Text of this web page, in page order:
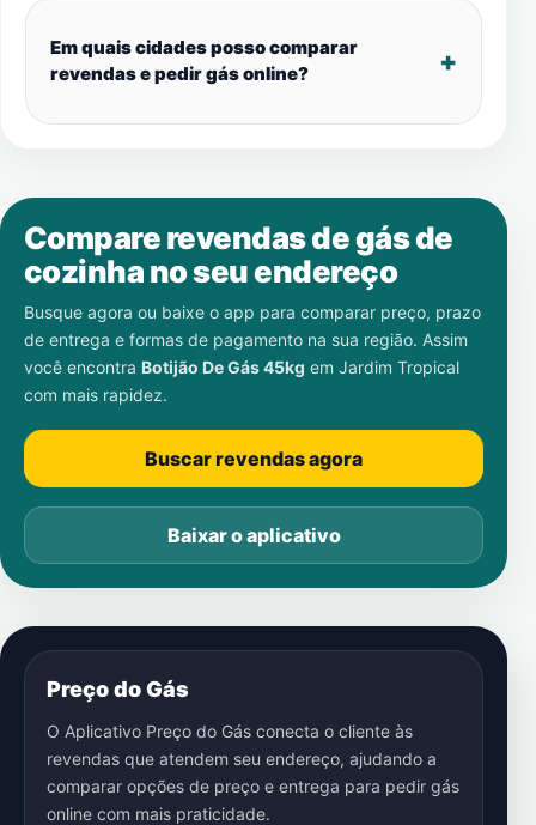
Em quais cidades posso comparar
revendas e pedir gás online?
Compare revendas de gás de
cozinha no seu endereço
Busque agora ou baixe o app para comparar preço, prazo
de entrega e formas de pagamento na sua região. Assim
você encontra Botijão De Gás 45kg em Jardim Tropical
com mais rapidez.
Buscar revendas agora
Baixar o aplicativo
Preço do Gás
O Aplicativo Preço do Gás conecta o cliente às
revendas que atendem seu endereço, ajudando a
comparar opções de preço e entrega para pedir gás
online com mais praticidade.